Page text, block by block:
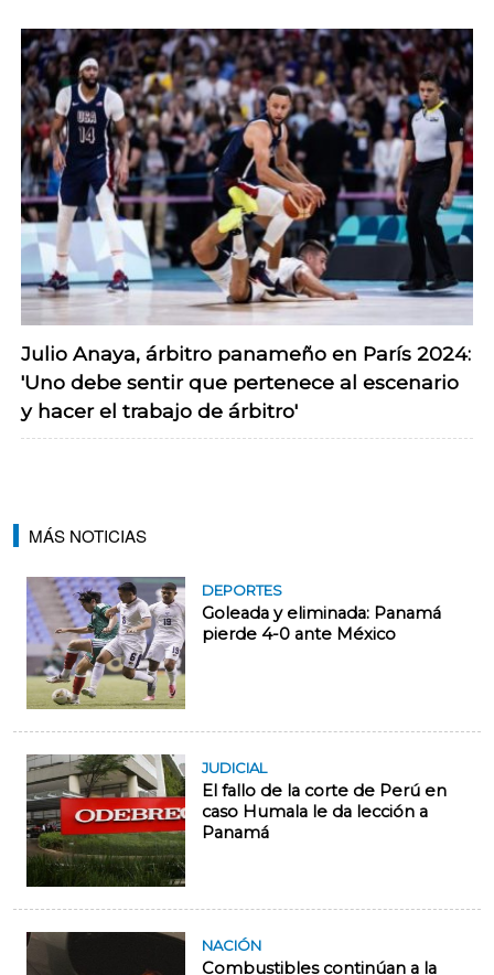
Julio Anaya, árbitro panameño en París 2024:
'Uno debe sentir que pertenece al escenario
y hacer el trabajo de árbitro'
MÁS NOTICIAS
DEPORTES
Goleada y eliminada: Panamá
pierde 4-0 ante México
JUDICIAL
El fallo de la corte de Perú en
caso Humala le da lección a
Panamá
NACIÓN
Combustibles continúan a la